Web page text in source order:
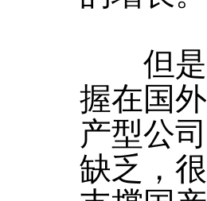
但是
握在国
产型公
缺乏，